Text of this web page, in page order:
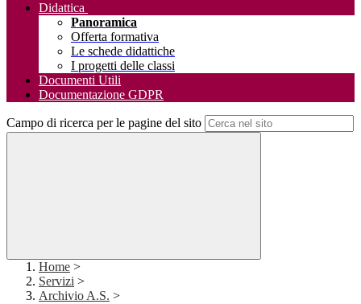
Didattica
Panoramica
Offerta formativa
Le schede didattiche
I progetti delle classi
Documenti Utili
Documentazione GDPR
Campo di ricerca per le pagine del sito
Home >
Servizi >
Archivio A.S. >